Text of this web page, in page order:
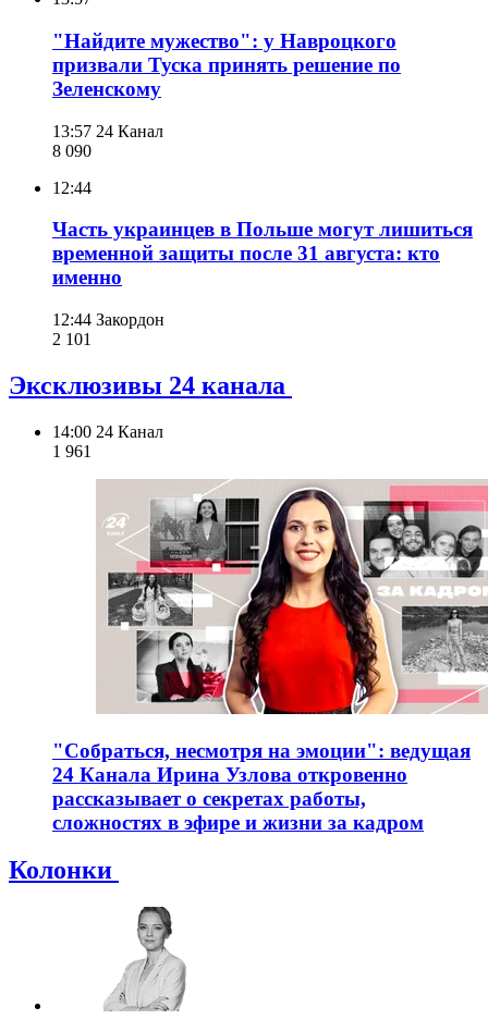
"Найдите мужество": у Навроцкого
призвали Туска принять решение по
Зеленскому
13:57 24 Канал
8 090
12:44
Часть украинцев в Польше могут лишиться
временной защиты после 31 августа: кто
именно
12:44 Закордон
2 101
Эксклюзивы 24 канала
14:00 24 Канал
1 961
"Собраться, несмотря на эмоции": ведущая
24 Канала Ирина Узлова откровенно
рассказывает о секретах работы,
сложностях в эфире и жизни за кадром
Колонки